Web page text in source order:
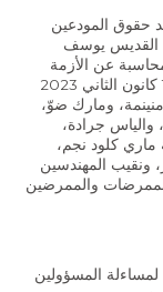
حقوق المودعين
القديس يوسف
عن الأزمة
المالية: 5 شروط لأي إصلاح"، يوم أمس الأربعاء 11 كانون الثاني 2023
ومارك ضوّ،
والياس جرادة،
ماري كلود نجم،
ونقيب المهندسين
والممرضين
المسؤولين